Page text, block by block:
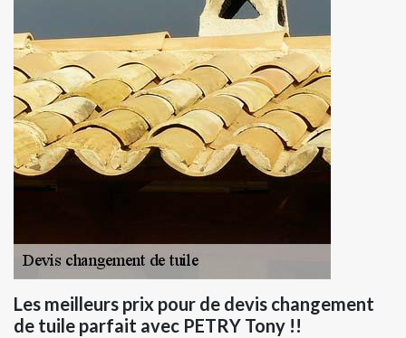
Les meilleurs prix pour de devis changement
de tuile parfait avec PETRY Tony !!